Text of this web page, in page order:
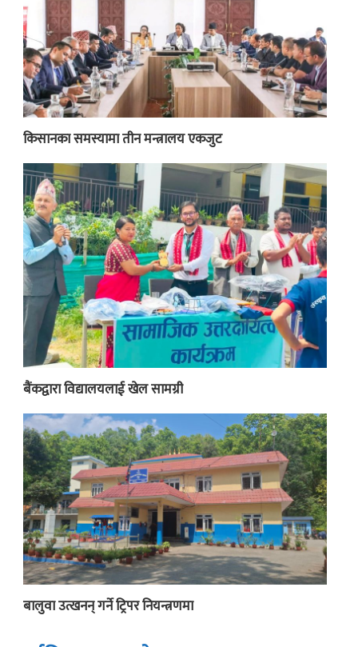
किसानका समस्यामा तीन मन्त्रालय एकजुट
बैंकद्वारा विद्यालयलाई खेल सामग्री
बालुवा उत्खनन् गर्ने ट्रिपर नियन्त्रणमा